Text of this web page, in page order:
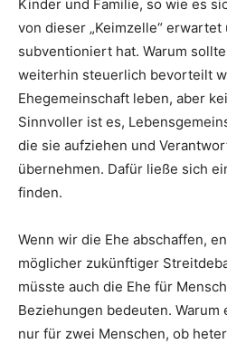
Kinder und Familie, so wie es
von dieser „Keimzelle“ erwartet
subventioniert hat. Warum
weiterhin steuerlich bevorteilt
Ehegemeinschaft leben, aber
Sinnvoller ist es,
die sie aufziehen und
übernehmen. Dafür ließe sich
finden.
Wenn wir die Ehe abschaffen,
möglicher zukünftiger
müsste auch die Ehe für
Beziehungen bedeuten. Warum
nur für zwei Menschen, ob